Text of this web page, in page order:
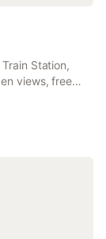
avec grand
micro
Station,
views, free